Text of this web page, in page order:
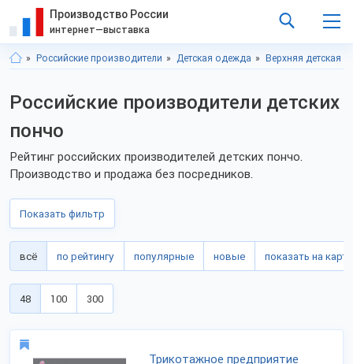
Производство России
интернет—выставка
Российские производители Детская одежда Верхняя детская
Российские производители детских
пончо
Рейтинг российских производителей детских пончо.
Производство и продажа без посредников.
Показать фильтр
всё по рейтингу популярные новые показать на карте
48 100 300
Трикотажное предприятие